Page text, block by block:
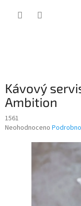
Kávový
Ambition
1561
Průměrné
Neohodnoceno